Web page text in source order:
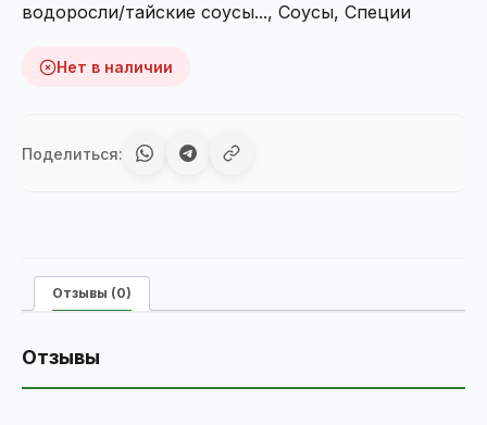
водоросли/тайские соусы..., Соусы, Специи
Нет в наличии
Поделиться:
Отзывы (0)
Отзывы